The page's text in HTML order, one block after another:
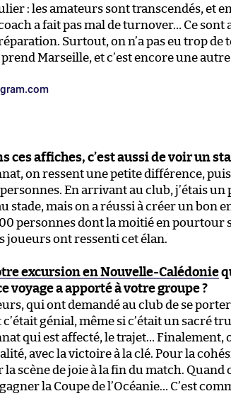
: les amateurs sont transcendés, et
a fait pas mal de turnover… Ce sont
Surtout, on n’a pas eu trop de
Marseille, et c’est encore une
ces affiches, c’est aussi de voir un
on ressent une petite différence,
En arrivant au club, j’étais un
stade, mais on a réussi à créer un bon
personnes dont la moitié en pourtour
joueurs ont ressenti cet élan.
excursion en Nouvelle-Calédonie
voyage a apporté à votre groupe ?
qui ont demandé au club de se
génial, même si c’était un sacré
qui est affecté, le trajet… Finalement,
avec la victoire à la clé. Pour la
la scène de joie à la fin du match. Quand
la Coupe de l’Océanie… C’est